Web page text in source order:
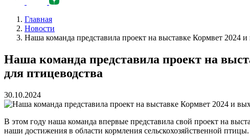
Главная
Новости
Наша команда представила проект на выставке Кормвет 2024
Наша команда представила проект на
для птицеводства
30.10.2024
В этом году наша команда впервые представила свой проект на
наши достижения в области кормления сельскохозяйственной птицы.